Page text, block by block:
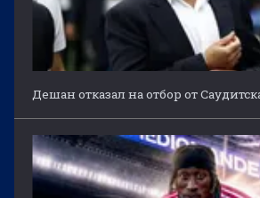
Дешан отказал на отбор от